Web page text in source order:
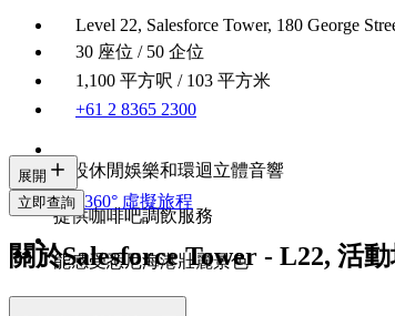
Level 22, Salesforce Tower, 180 George
30 座位 / 50 企位
1,100 平方呎 / 103 平方米
+61 2 8365 2300
內設休閒娛樂和環迴立體音響
提供咖啡吧調飲服務
能感受悉尼海港壯麗景色
展開
立即查詢 360° 虛擬旅程
關於Salesforce Tower - L22, 活